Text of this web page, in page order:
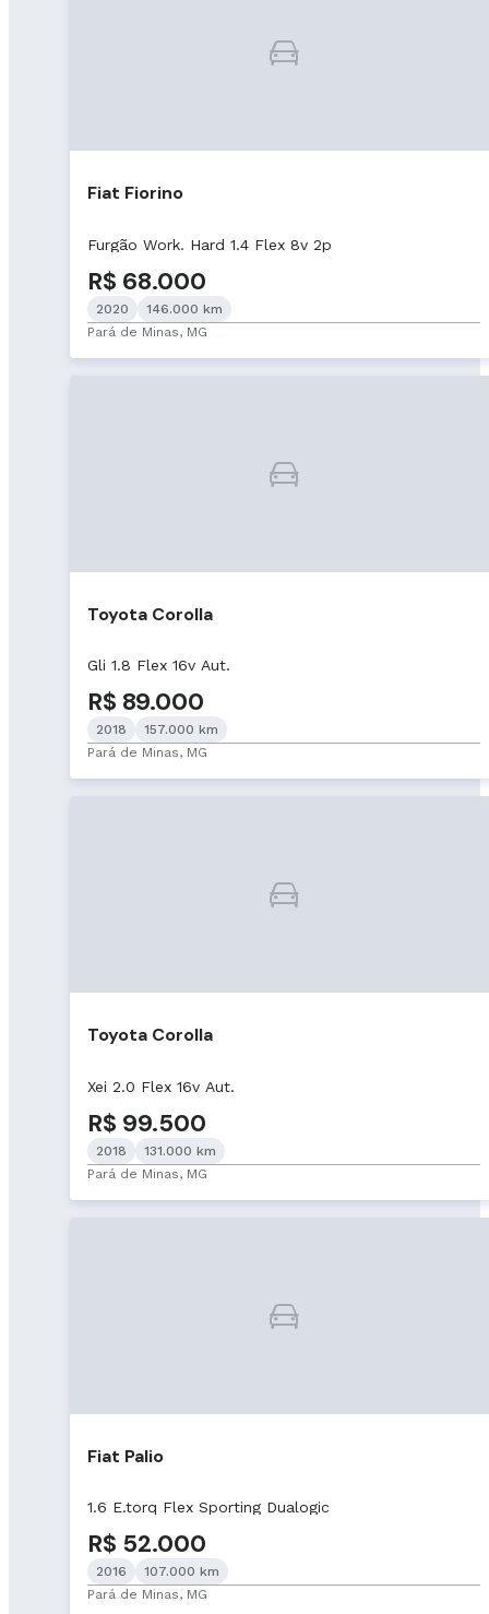
Fiat Fiorino
Furgão Work. Hard 1.4 Flex 8v 2p
R$ 68.000
2020
146.000 km
Pará de Minas, MG
Toyota Corolla
Gli 1.8 Flex 16v Aut.
R$ 89.000
2018
157.000 km
Pará de Minas, MG
Toyota Corolla
Xei 2.0 Flex 16v Aut.
R$ 99.500
2018
131.000 km
Pará de Minas, MG
Fiat Palio
1.6 E.torq Flex Sporting Dualogic
R$ 52.000
2016
107.000 km
Pará de Minas, MG